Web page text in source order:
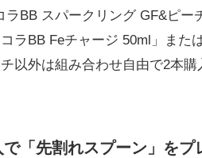
ラBB スパークリング GF&ピ
ラBB Feチャージ 50ml」また
以外は組み合わせ自由で2本
で「先割れスプーン」を